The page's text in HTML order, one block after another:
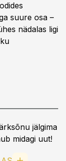
suure osa –
nädalas ligi
jälgima
midagi uut!